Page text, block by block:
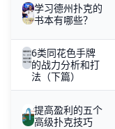
学习德州扑克的
书本有哪些？
6类同花色手牌
的战力分析和打
法（下篇）
提高盈利的五个
高级扑克技巧